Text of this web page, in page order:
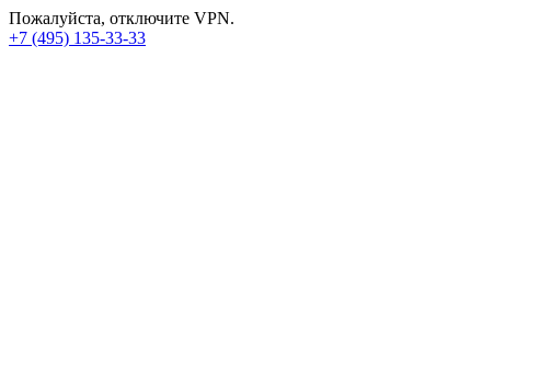
Пожалуйста, отключите VPN.
+7 (495) 135-33-33